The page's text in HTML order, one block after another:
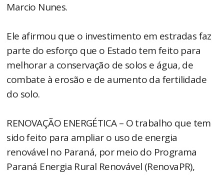
Marcio Nunes.
Ele afirmou que o investimento em estradas faz
parte do esforço que o Estado tem feito para
melhorar a conservação de solos e água, de
combate à erosão e de aumento da fertilidade
do solo.
RENOVAÇÃO ENERGÉTICA – O trabalho que tem
sido feito para ampliar o uso de energia
renovável no Paraná, por meio do Programa
Paraná Energia Rural Renovável (RenovaPR),